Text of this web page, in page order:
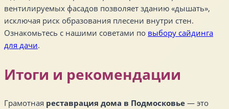
вентилируемых фасадов позволяет зданию «дышать»,
исключая риск образования плесени внутри стен.
Ознакомьтесь с нашими советами по выбору сайдинга
для дачи.
Итоги и рекомендации
Грамотная реставрация дома в Подмосковье — это